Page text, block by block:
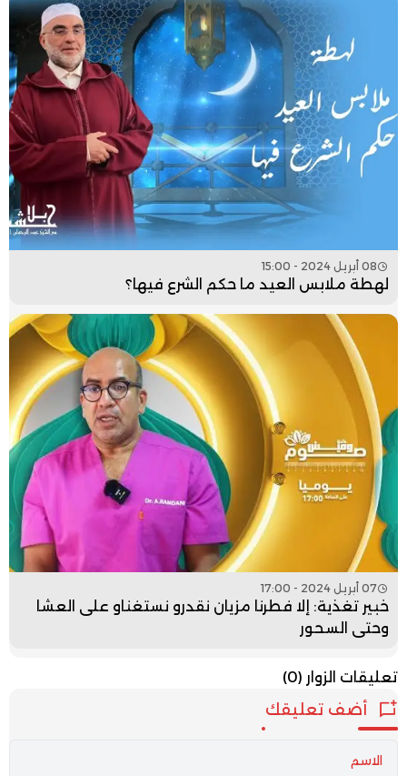
08 أبريل 2024 - 15:00
لهطة ملابس العيد ما حكم الشرع فيها؟
07 أبريل 2024 - 17:00
خبير تغذية: إلا فطرنا مزيان نقدرو نستغناو على العشا
وحتى السحور
تعليقات الزوار (0)
أضف تعليقك